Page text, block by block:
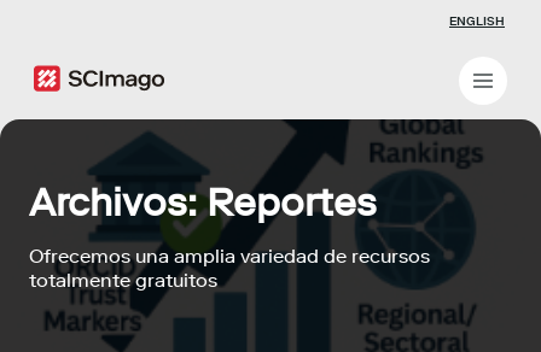
ENGLISH
Archivos:Reportes
Ofrecemos una amplia variedad de recursos
totalmente gratuitos